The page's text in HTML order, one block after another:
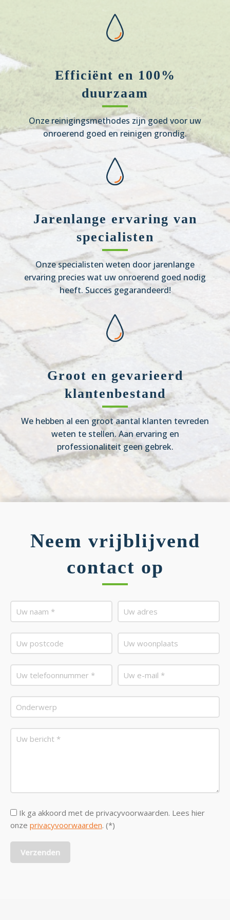
Efficiënt en 100%
duurzaam
Onze reinigingsmethodes zijn goed voor uw
onroerend goed en reinigen grondig.
Jarenlange ervaring van
specialisten
Onze specialisten weten door jarenlange
ervaring precies wat uw onroerend goed nodig
heeft. Succes gegarandeerd!
Groot en gevarieerd
klantenbestand
We hebben al een groot aantal klanten tevreden
weten te stellen. Aan ervaring en
professionaliteit geen gebrek.
Neem vrijblijvend
contact op
Ik ga akkoord met de privacyvoorwaarden. Lees hier
onze privacyvoorwaarden. (*)